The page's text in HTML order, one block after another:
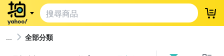
登
全部分類